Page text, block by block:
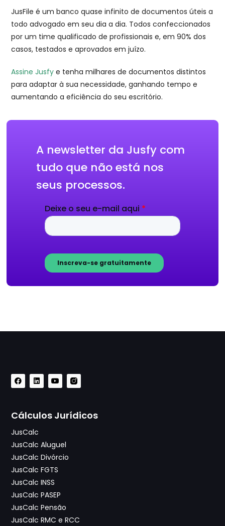
JusFile é um banco quase infinito de documentos úteis a
todo advogado em seu dia a dia. Todos confeccionados
por um time qualificado de profissionais e, em 90% dos
casos, testados e aprovados em juízo.
Assine Jusfy e tenha milhares de documentos distintos
para adaptar à sua necessidade, ganhando tempo e
aumentando a eficiência do seu escritório.
A newsletter da Jusfy com
tudo que não está nos
seus processos.
Cálculos Jurídicos
JusCalc
JusCalc Aluguel
JusCalc Divórcio
JusCalc FGTS
JusCalc INSS
JusCalc PASEP
JusCalc Pensão
JusCalc RMC e RCC